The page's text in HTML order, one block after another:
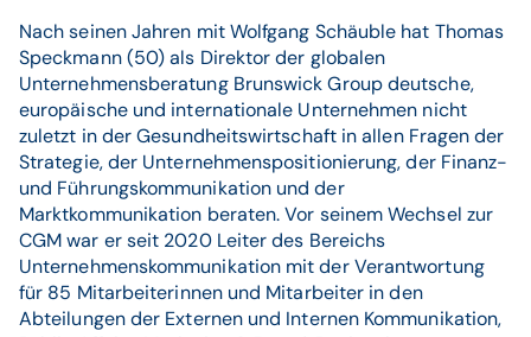
Nach seinen Jahren mit Wolfgang Schäuble hat Thomas
Speckmann (50) als Direktor der globalen
Unternehmensberatung Brunswick Group deutsche,
europäische und internationale Unternehmen nicht
zuletzt in der Gesundheitswirtschaft in allen Fragen der
Strategie, der Unternehmenspositionierung, der Finanz-
und Führungskommunikation und der
Marktkommunikation beraten. Vor seinem Wechsel zur
CGM war er seit 2020 Leiter des Bereichs
Unternehmenskommunikation mit der Verantwortung
für 85 Mitarbeiterinnen und Mitarbeiter in den
Abteilungen der Externen und Internen Kommunikation,